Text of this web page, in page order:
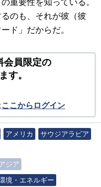
重要性を知っている。
のも、それが彼（彼
ド」だからだ。
会員限定の
す。
ここからログイン
アメリカ
サウジアラビア
ジア
境・エネルギー